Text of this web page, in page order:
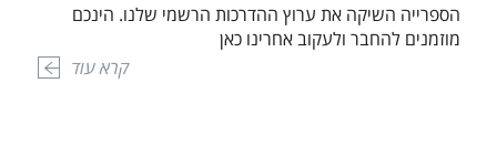
הספרייה השיקה את ערוץ ההדרכות הרשמי שלנו. הינכם
מוזמנים להחבר ולעקוב אחרינו כאן
קרא עוד